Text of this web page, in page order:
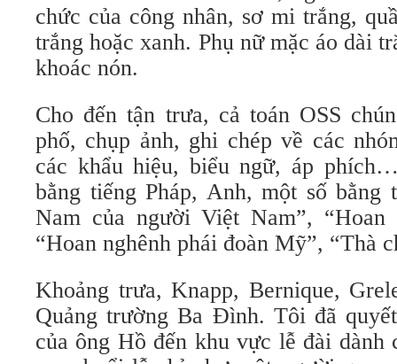
chức của công nhân, sơ mi trắng,
trắng hoặc xanh. Phụ nữ mặc áo dài
khoác nón.
Cho đến tận trưa, cả toán OSS
phố, chụp ảnh, ghi chép về các
các khẩu hiệu, biểu ngữ, áp
bằng tiếng Pháp, Anh, một số bằng
Nam của người Việt Nam”, “Hoan
“Hoan nghênh phái đoàn Mỹ”, “Thà
Khoảng trưa, Knapp, Bernique,
Quảng trường Ba Đình. Tôi đã
của ông Hồ đến khu vực lễ đài dành